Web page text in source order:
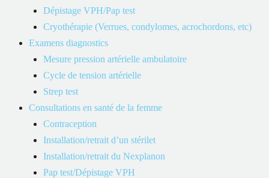
Dépistage VPH/Pap test
Cryothérapie (Verrues, condylomes, acrochordons, etc)
Examens diagnostics
Mesure pression artérielle ambulatoire
Cycle de tension artérielle
Strep test
Consultations en santé de la femme
Contraception
Installation/retrait d’un stérilet
Installation/retrait du Nexplanon
Pap test/Dépistage VPH